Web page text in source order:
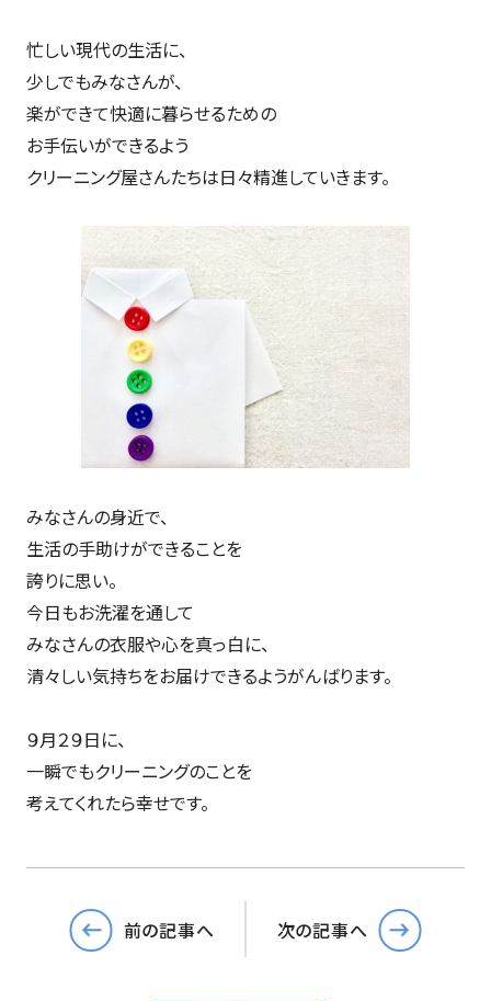
忙しい現代の生活に、
少しでもみなさんが、
楽ができて快適に暮らせるための
お手伝いができるよう
クリーニング屋さんたちは日々精進していきます。
みなさんの身近で、
生活の手助けができることを
誇りに思い。
今日もお洗濯を通して
みなさんの衣服や心を真っ白に、
清々しい気持ちをお届けできるようがんばります。
９月２９日に、
一瞬でもクリーニングのことを
考えてくれたら幸せです。
前の記事へ 次の記事へ